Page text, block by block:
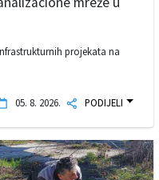
projekata na
05. 8. 2026. PODIJELI